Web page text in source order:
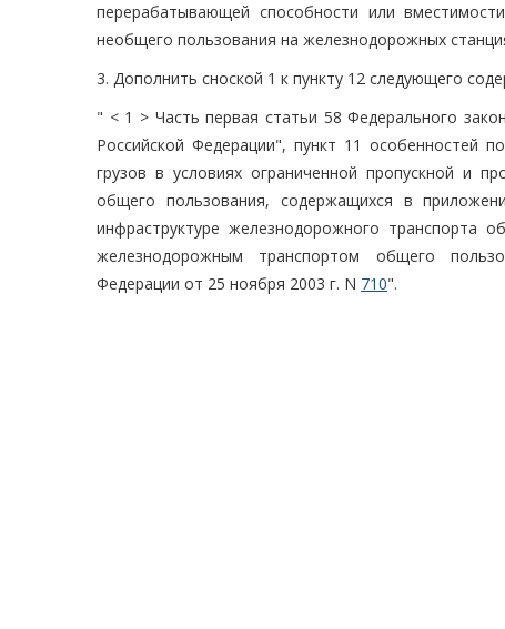
перерабатывающей способности или
необщего пользования на железнодорожных
3. Дополнить сноской 1 к пункту 12 следующего
" < 1 > Часть первая статьи 58 Федерального
Российской Федерации", пункт 11 особенностей
грузов в условиях ограниченной пропускной и
общего пользования, содержащихся в
инфраструктуре железнодорожного транспорта
железнодорожным транспортом общего
Федерации от 25 ноября 2003 г. N 710".